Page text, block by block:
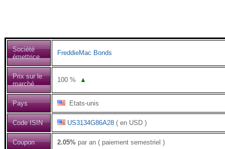
Société
émettrice
FreddieMac Bonds
Prix sur le
marché
100 % ▲
Pays Etats-unis
Code ISIN US3134G86A28 ( en USD )
Coupon 2.05% par an ( paiement semestriel )